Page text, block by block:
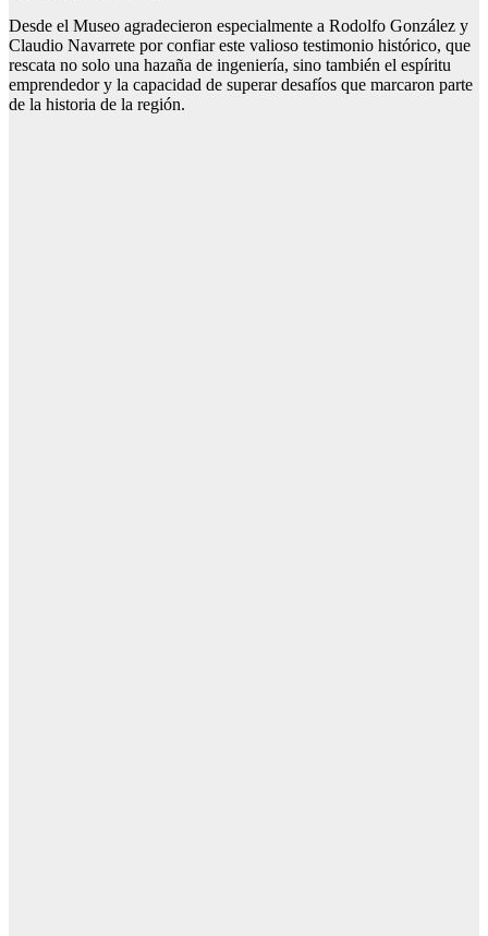
Desde el Museo agradecieron especialmente a Rodolfo González y
Claudio Navarrete por confiar este valioso testimonio histórico, que
rescata no solo una hazaña de ingeniería, sino también el espíritu
emprendedor y la capacidad de superar desafíos que marcaron parte
de la historia de la región.